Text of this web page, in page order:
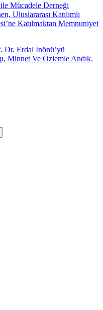
Mücadele Derneği
Uluslararası Katılımlı
Katılmaktan Memnuniyet
Dr. Erdal İnönü’yü
Minnet Ve Özlemle Andık.